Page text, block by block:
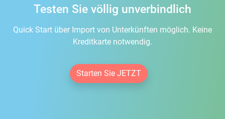
Testen Sie völlig unverbindlich
Quick Start über Import von Unterkünften möglich. Keine
Kreditkarte notwendig.
Starten Sie JETZT